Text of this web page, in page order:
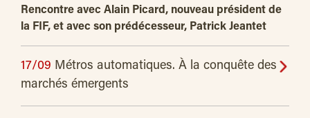
Rencontre avec Alain Picard, nouveau président de
la FIF, et avec son prédécesseur, Patrick Jeantet
17/09 Métros automatiques. À la conquête des
marchés émergents